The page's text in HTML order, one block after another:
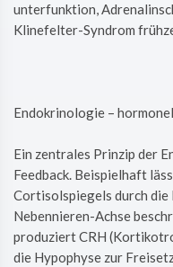
unterfunktion,
Klinefelter-Syndrom
Endokrinologie –
Ein zentrales Prinzip der
Feedback. Beispielhaft
Cortisolspiegels durch
Nebennieren-Achse
produziert CRH
die Hypophyse zur